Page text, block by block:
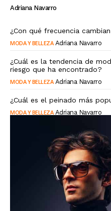
Adriana Navarro
¿Con qué frecuencia
MODA Y BELLEZA Adriana Navarro
¿Cuál es la tendencia de
riesgo que ha encontrado?
MODA Y BELLEZA Adriana Navarro
¿Cuál es el peinado más
MODA Y BELLEZA Adriana Navarro